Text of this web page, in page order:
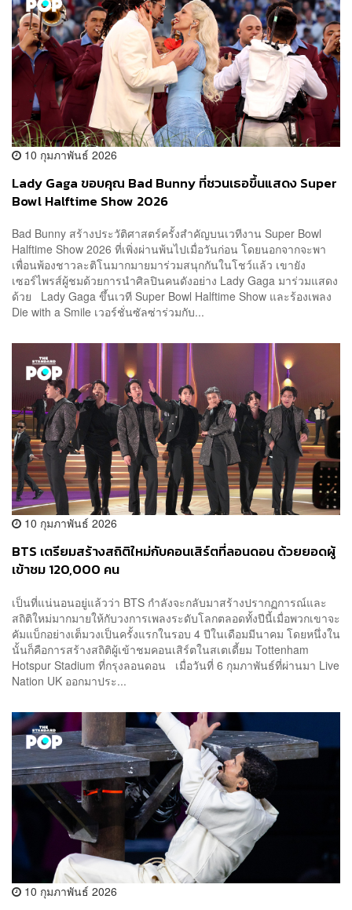
10 กุมภาพันธ์ 2026
Lady Gaga ขอบคุณ Bad Bunny ที่ชวนเธอขึ้นแสดง Super
Bowl Halftime Show 2026
Bad Bunny สร้างประวัติศาสตร์ครั้งสำคัญบนเวทีงาน Super Bowl
Halftime Show 2026 ที่เพิ่งผ่านพ้นไปเมื่อวันก่อน โดยนอกจากจะพา
เพื่อนพ้องชาวละติโนมากมายมาร่วมสนุกกันในโชว์แล้ว เขายัง
เซอร์ไพรส์ผู้ชมด้วยการนำศิลปินคนดังอย่าง Lady Gaga มาร่วมแสดง
ด้วย Lady Gaga ขึ้นเวที Super Bowl Halftime Show และร้องเพลง
Die with a Smile เวอร์ชั่นซัลซ่าร่วมกับ...
10 กุมภาพันธ์ 2026
BTS เตรียมสร้างสถิติใหม่กับคอนเสิร์ตที่ลอนดอน ด้วยยอดผู้
เข้าชม 120,000 คน
เป็นที่แน่นอนอยู่แล้วว่า BTS กำลังจะกลับมาสร้างปรากฏการณ์และ
สถิติใหม่มากมายให้กับวงการเพลงระดับโลกตลอดทั้งปีนี้เมื่อพวกเขาจะ
คัมแบ็กอย่างเต็มวงเป็นครั้งแรกในรอบ 4 ปีในเดือมมีนาคม โดยหนึ่งใน
นั้นก็คือการสร้างสถิติผู้เข้าชมคอนเสิร์ตในสเตเดี้ยม Tottenham
Hotspur Stadium ที่กรุงลอนดอน เมื่อวันที่ 6 กุมภาพันธ์ที่ผ่านมา Live
Nation UK ออกมาประ...
10 กุมภาพันธ์ 2026